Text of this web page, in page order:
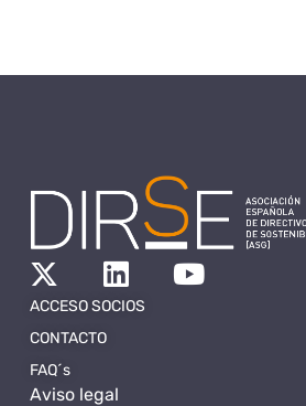
Aviso legal
ACCESO SOCIOS
CONTACTO
FAQ´s